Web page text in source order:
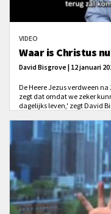
VIDEO
Waar is Christus
David Bisgrove | 12 januari
De Heere Jezus verdween
zegt dat omdat we zeker
dagelijks leven,' zegt David
dienen als Zijn voetbank.
vertrouwen en te volgen.'